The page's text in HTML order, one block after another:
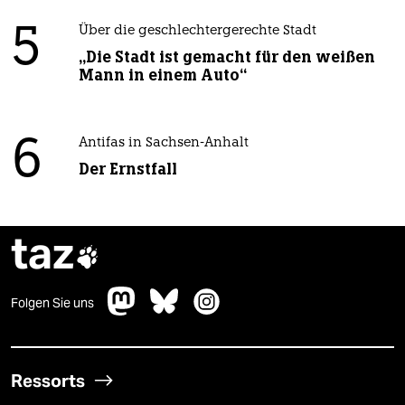
5 Über die geschlechtergerechte Stadt
„Die Stadt ist gemacht für den weißen
Mann in einem Auto“
6 Antifas in Sachsen-Anhalt
Der Ernstfall
taz
Folgen Sie uns
Ressorts